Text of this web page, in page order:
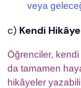
veya
c) Kendi
Öğrenciler,
da tamamen
hikâyeler